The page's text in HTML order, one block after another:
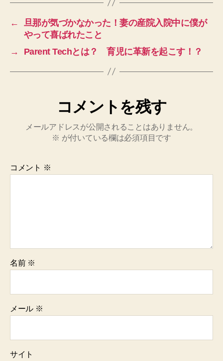
←
旦那が気づかなかった！妻の産院入院中に僕が
やって喜ばれたこと
→
Parent Techとは？ 育児に革新を起こす！？
コメントを残す
メールアドレスが公開されることはありません。
※ が付いている欄は必須項目です
コメント ※
名前 ※
メール ※
サイト